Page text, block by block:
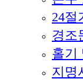
24절
경조
홀기
지명